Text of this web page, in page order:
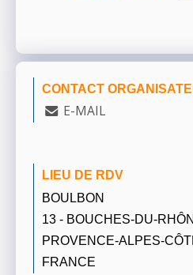
CONTACT
E-MAIL
LIEU DE RDV
BOULBON
13 - BOUCHES-DU-
PROVENCE-ALPES-
FRANCE